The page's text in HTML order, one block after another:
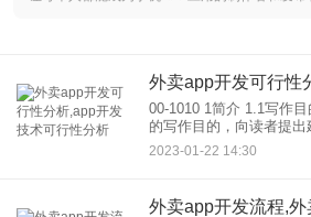
00-1010 1简介 1.1写作目的：明确可行性研究报告
的写作目的，向读者提出建议。
出文件中使用的技术术语
参考资料：列出相关资料
2023-01-22 14:30
外卖app开发流程,